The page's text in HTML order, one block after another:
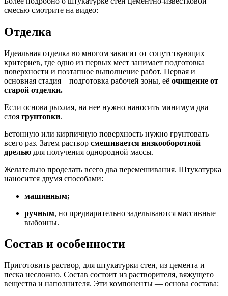
смесью смотрите на видео:
Отделка
Идеальная отделка во многом зависит от сопутствующих
критериев, где одно из первых мест занимает подготовка
поверхности и поэтапное выполнение работ. Первая и
основная стадия – подготовка рабочей зоны, её очищение от
старой отделки.
Если основа рыхлая, на нее нужно наносить минимум два
слоя грунтовки.
Бетонную или кирпичную поверхность нужно грунтовать
всего раз. Затем раствор смешивается низкооборотной
дрелью для получения однородной массы.
Желательно проделать всего два перемешивания. Штукатурка
наносится двумя способами:
машинным;
ручным, но предварительно заделываются массивные
выбоины.
Состав и особенности
Приготовить раствор, для штукатурки стен, из цемента и
песка несложно. Состав состоит из растворителя, вяжущего
вещества и наполнителя. Эти компоненты — основа состава: